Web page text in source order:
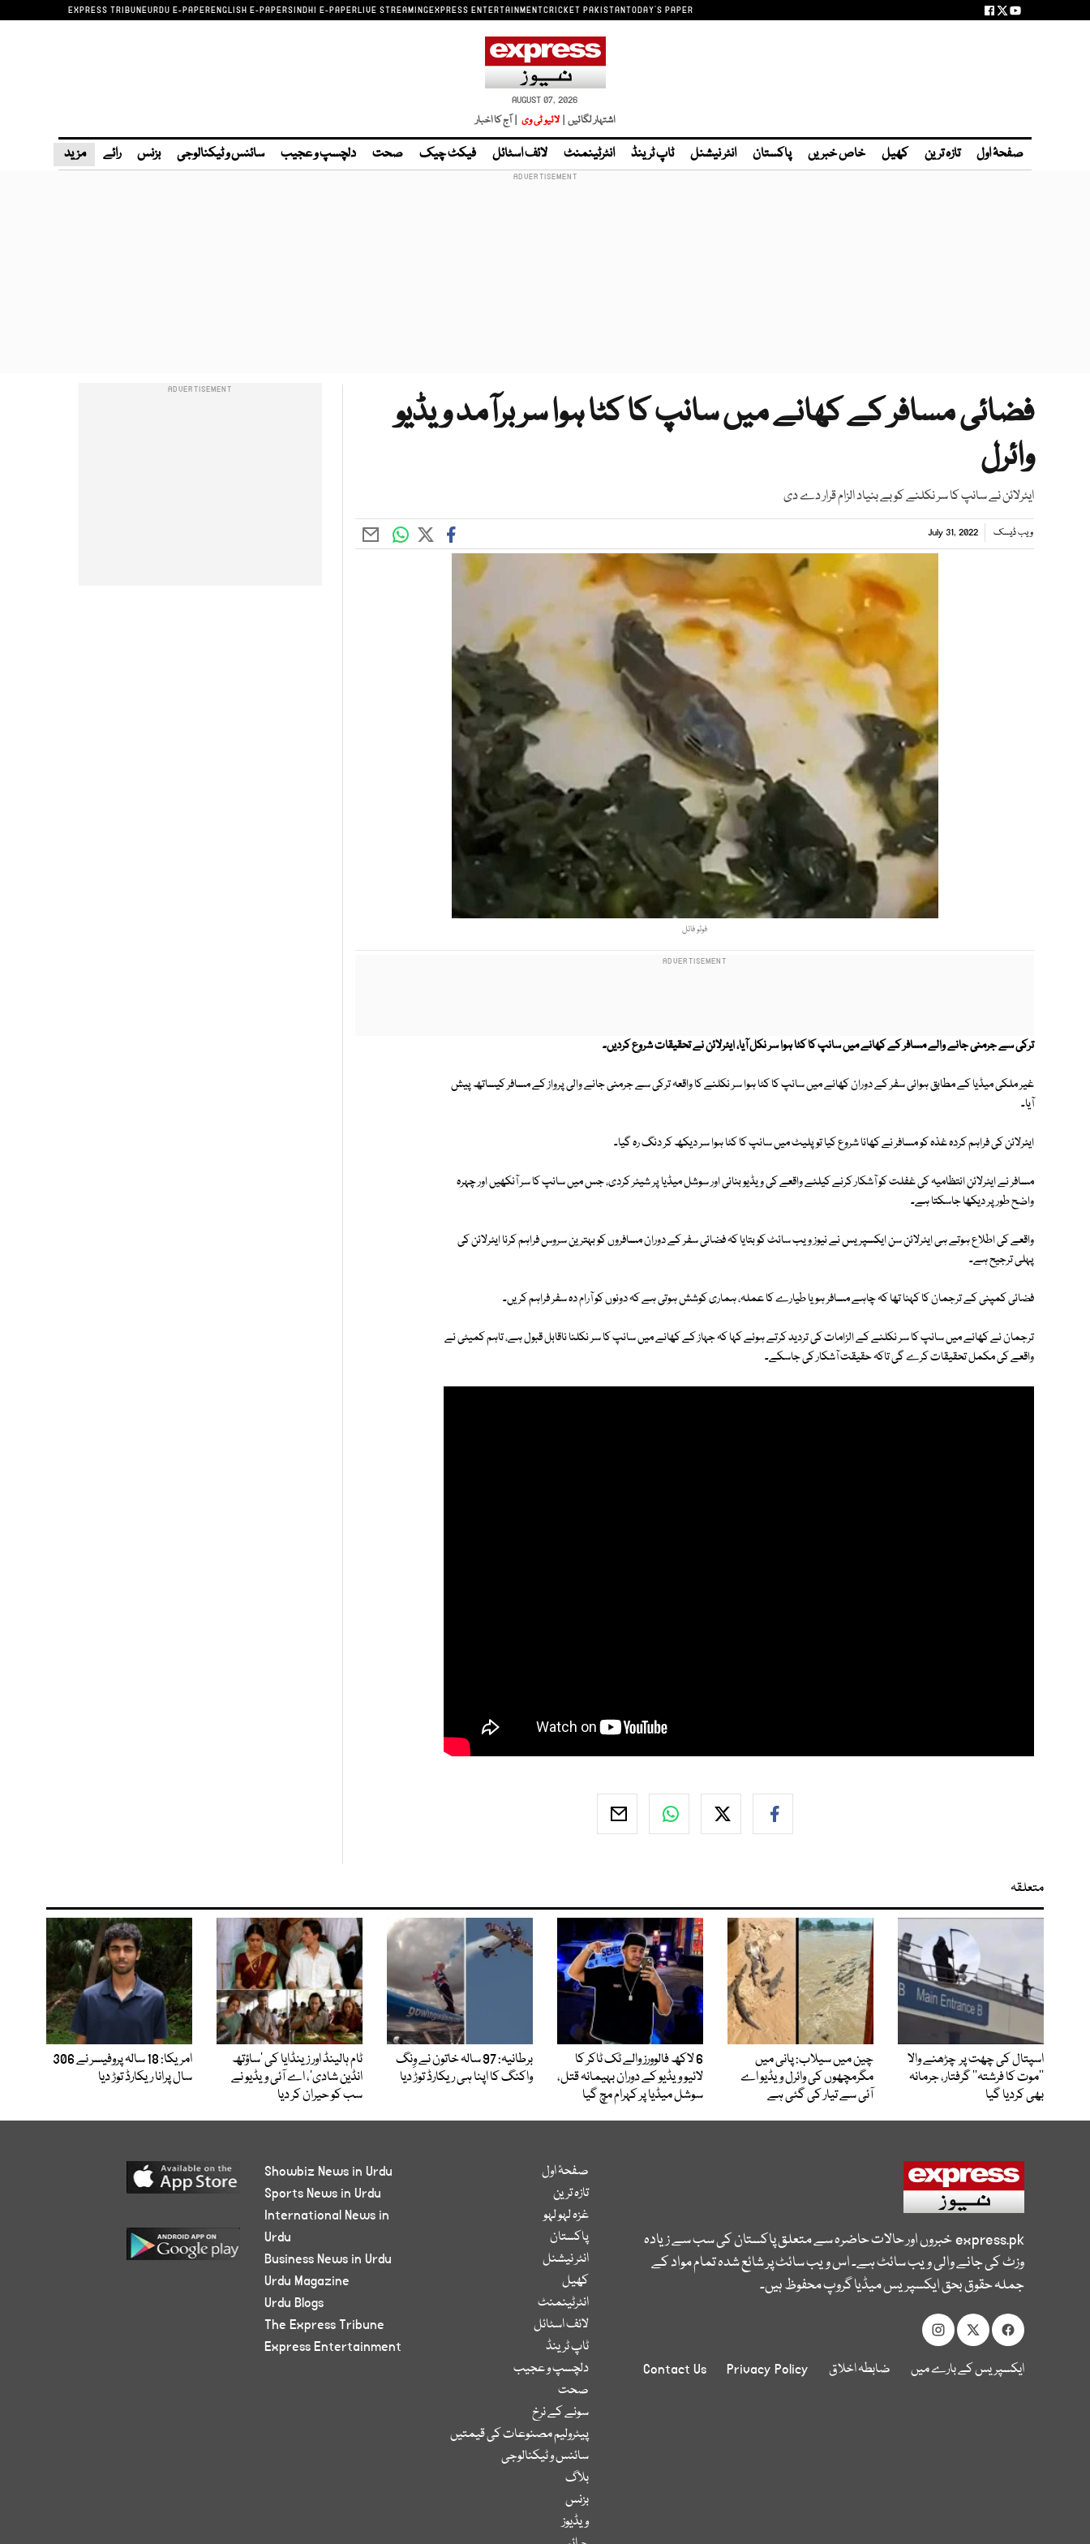
EXPRESS TRIBUNEURDU E-PAPERENGLISH E-PAPERSINDHI E-PAPERLIVE STREAMINGEXPRESS ENTERTAINMENTCRICKET PAKISTANTODAY'S PAPER
AUGUST 07, 2026
اشتہار لگائیں | لائیو ٹی وی | آج کا اخبار
صفحۂ اول تازہ ترین کھیل خاص خبریں پاکستان انٹر نیشنل ٹاپ ٹرینڈ انٹرٹینمنٹ لائف اسٹائل فیکٹ چیک صحت دلچسپ و عجیب سائنس و ٹیکنالوجی بزنس رائے مزید
فضائی مسافر کے کھانے میں سانپ کا کٹا ہوا سر برآمد ویڈیو
وائرل
ایئرلائن نے سانپ کا سر نکلنے کو بے بنیاد الزام قرار دے دی
ویب ڈیسک July 31, 2022
فوٹو فائل
ترکی سے جرمنی جانے والے مسافر کے کھانے میں سانپ کا کٹا ہوا سر نکل آیا، ایئرلائن نے تحقیقات شروع کردیں۔
غیر ملکی میڈیا کے مطابق ہوائی سفر کے دوران کھانے میں سانپ کا کٹا ہوا سر نکلنے کا واقعہ ترکی سے جرمنی جانے والی پرواز کے مسافر کیساتھ پیش
آیا۔
ایئرلائن کی فراہم کردہ غذہ کو مسافر نے کھانا شروع کیا تو پلیٹ میں سانپ کا کٹا ہوا سر دیکھ کر دنگ رہ گیا۔
مسافر نے ایئرلائن انتظامیہ کی غفلت کو آشکار کرنے کیلئے واقعے کی ویڈیو بنائی اور سوشل میڈیا پر شیئر کردی، جس میں سانپ کا سر آنکھیں اور چہرہ
واضح طور پر دیکھا جاسکتا ہے۔
واقعے کی اطلاع ہوتے ہی ایئرلائن سن ایکسپریس نے نیوز ویب سائٹ کو بتایا کہ فضائی سفر کے دوران مسافروں کو بہترین سروس فراہم کرنا ایئرلائن کی
پہلی ترجیح ہے۔
فضائی کمپنی کے ترجمان کا کہنا تھا کہ چاہے مسافر ہو یا طیارے کا عملہ، ہماری کوشش ہوتی ہے کہ دونوں کو آرام دہ سفر فراہم کریں۔
ترجمان نے کھانے میں سانپ کا سر نکلنے کے الزامات کی تردید کرتے ہوئے کہا کہ جہاز کے کھانے میں سانپ کا سر نکلنا ناقابل قبول ہے، تاہم کمیٹی نے
واقعے کی مکمل تحقیقات کرے گی تاکہ حقیقت آشکار کی جاسکے۔
متعلقہ
اسپتال کی چھت پر چڑھنے والا
’’موت کا فرشتہ‘‘ گرفتار، جرمانہ
بھی کردیا گیا
چین میں سیلاب: پانی میں
مگرمچھوں کی وائرل ویڈیو اے
آئی سے تیار کی گئی ہے
6 لاکھ فالوورز والے ٹک ٹاکر کا
لائیو ویڈیو کے دوران بہیمانہ قتل،
سوشل میڈیا پر کہرام مچ گیا
برطانیہ: 97 سالہ خاتون نے وِنگ
واکنگ کا اپنا ہی ریکارڈ توڑ دیا
ٹام ہالینڈ اور زینڈایا کی ’ساؤتھ
انڈین شادی‘، اے آئی ویڈیو نے
سب کو حیران کر دیا
امریکا: 18 سالہ پروفیسر نے 306
سال پرانا ریکارڈ توڑ دیا
express.pkخبروں اور حالات حاضرہ سے متعلق پاکستان کی سب سے زیادہ
وزٹ کی جانے والی ویب سائٹ ہے۔ اس ویب سائٹ پر شائع شدہ تمام مواد کے
جملہ حقوق بحق ایکسپریس میڈیا گروپ محفوظ ہیں۔
ایکسپریس کے بارے میں ضابطہ اخلاق Privacy Policy
Contact Us
صفحۂ اول
تازہ ترین
غزہ لہو لہو
پاکستان
انٹر نیشنل
کھیل
انٹرٹینمنٹ
لائف اسٹائل
ٹاپ ٹرینڈ
دلچسپ و عجیب
صحت
سونے کے نرخ
پیٹرولیم مصنوعات کی قیمتیں
سائنس و ٹیکنالوجی
بلاگ
بزنس
ویڈیوز
Showbiz News in Urdu
Sports News in Urdu
International News in
Urdu
Business News in Urdu
Urdu Magazine
Urdu Blogs
The Express Tribune
Express Entertainment